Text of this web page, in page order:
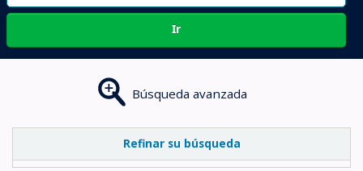
Ir
Búsqueda avanzada
Refinar su búsqueda